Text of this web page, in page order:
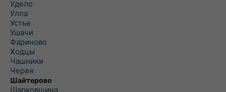
Удело
Улла
Устье
Ушачи
Фариново
Ходцы
Чашники
Черея
Шайтерово
Шарковщина